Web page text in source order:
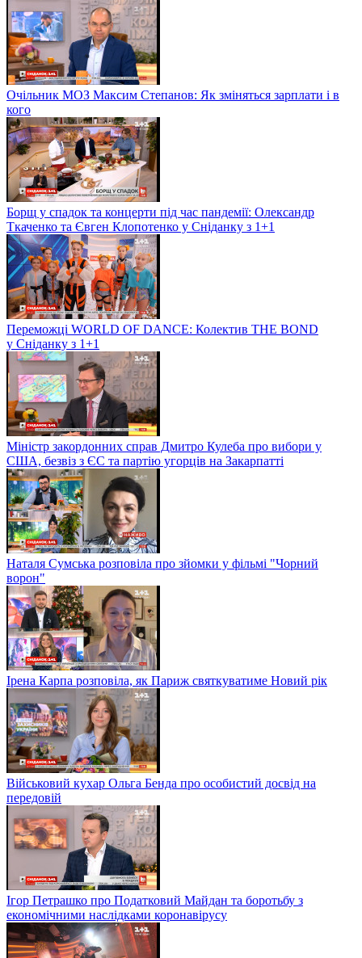
Очільник МОЗ Максим Степанов: Як зміняться зарплати і в
кого
Борщ у спадок та концерти під час пандемії: Олександр
Ткаченко та Євген Клопотенко у Сніданку з 1+1
Переможці WORLD OF DANCE: Колектив THE BOND
у Сніданку з 1+1
Міністр закордонних справ Дмитро Кулеба про вибори у
США, безвіз з ЄС та партію угорців на Закарпатті
Наталя Сумська розповіла про зйомки у фільмі "Чорний
ворон"
Ірена Карпа розповіла, як Париж святкуватиме Новий рік
Військовий кухар Ольга Бенда про особистий досвід на
передовій
Ігор Петрашко про Податковий Майдан та боротьбу з
економічними наслідками коронавірусу